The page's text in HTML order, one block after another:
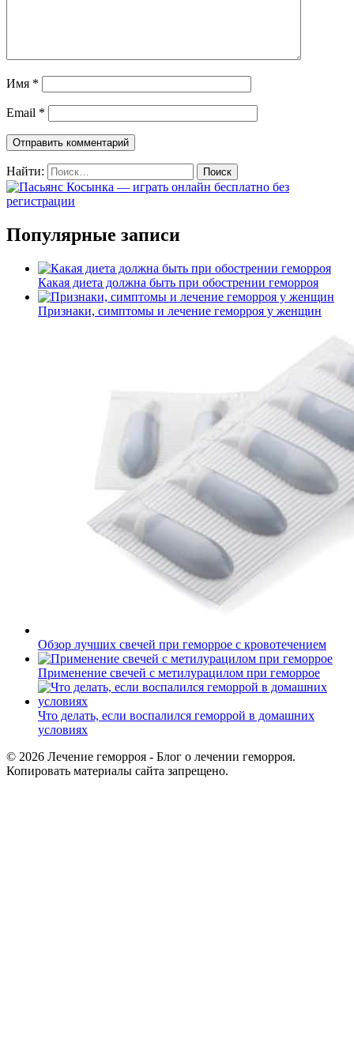
Имя *
Email *
Найти:
Популярные записи
Какая диета должна быть при обострении геморроя
Признаки, симптомы и лечение геморроя у женщин
Обзор лучших свечей при геморрое с кровотечением
Применение свечей с метилурацилом при геморрое
Что делать, если воспалился геморрой в домашних
условиях
© 2026 Лечение геморроя - Блог о лечении геморроя.
Копировать материалы сайта запрещено.